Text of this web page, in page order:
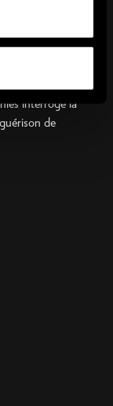
: de 1945 à
jalonnent la vie
radicale, le
interroge la
de